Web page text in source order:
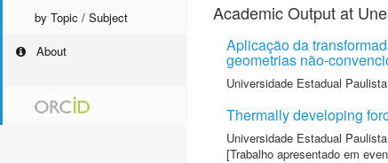
by Topic / Subject
About
Academic Output at
Aplicação da
geometrias não-
Universidade Estadual
Thermally developing
Universidade Estadual
[Trabalho apresentado em